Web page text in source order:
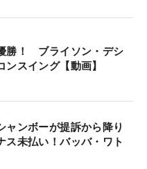
インシェイクを2〜3
3杯、ゴルフ後にはス
、夕食はステーキ、ポ
、スイングスピードは
離が大きく伸びて、
勝！ ブライソン・デシ
ンスイング【動画】
ャンボーが提訴から降り
ス未払い！バッバ・ワト